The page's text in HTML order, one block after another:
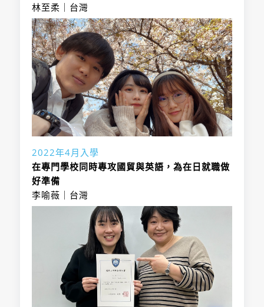
入學時必要日語程度 N2
貿易業研究、國際觀光研究、國際行銷、
商業英語研究、國際情勢研究、觀光英語
研究、OA實務演習、商務實用英語、其
他相關檢定講座
開設檢定講座，積極輔導學生考取各相關
資格
招生名額：
專攻領域分組
報考方法說明
N2(2級)合格；或
日本留學試驗日
本語科取得220
分以上
・其他語言能
力：TOIEC須550
分以上（SEED英
語特別専攻則為
JLPT N1合格
上）
入學時必要日語程度
報考方法說明
・海外報名：可
・考選方式：文
件審查、筆試、
面試
・日本語能力：
N2(2級)合格；或
日本留學試驗日
本語科取得220
分以上
入學時必要日語程度
招生名額：
林至柔｜台灣
2022年4月入學
在專門學校同時專攻國貿與英語，為在日就職做
好準備
李喻薇｜台灣